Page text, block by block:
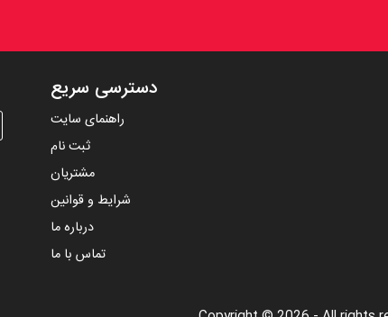
دسترسی سریع
راهنمای سایت
ثبت نام
مشتریان
شرایط و قوانین
درباره ما
تماس با ما